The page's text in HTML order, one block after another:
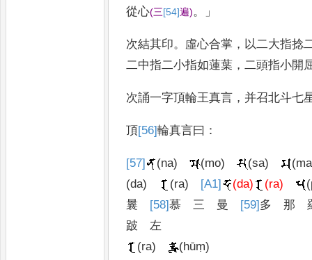
從心(三[54]遍)。」
次結其印。 虛心合掌 ， 以二大指捻
二中指二小指如蓮葉 ，二頭指小開
次誦一字頂輪王真言 ， 并召北斗七
頂 [56]輪真言曰 ：
[57] (na) (mo) (sa)
(da)
(ra) [A1] (da) (ra)
曩
[58]慕 三 曼 [59] 多 那
跛
左
(ra)
(hūṃ)